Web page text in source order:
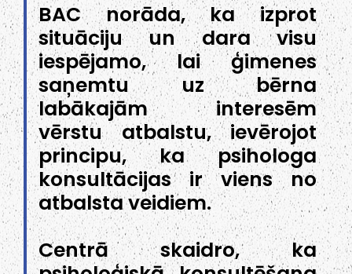
BAC norāda, ka izprot
situāciju un dara visu
iespējamo, lai ģimenes
saņemtu uz bērna
labākajām interesēm
vērstu atbalstu, ievērojot
principu, ka psihologa
konsultācijas ir viens no
atbalsta veidiem.
Centrā skaidro, ka